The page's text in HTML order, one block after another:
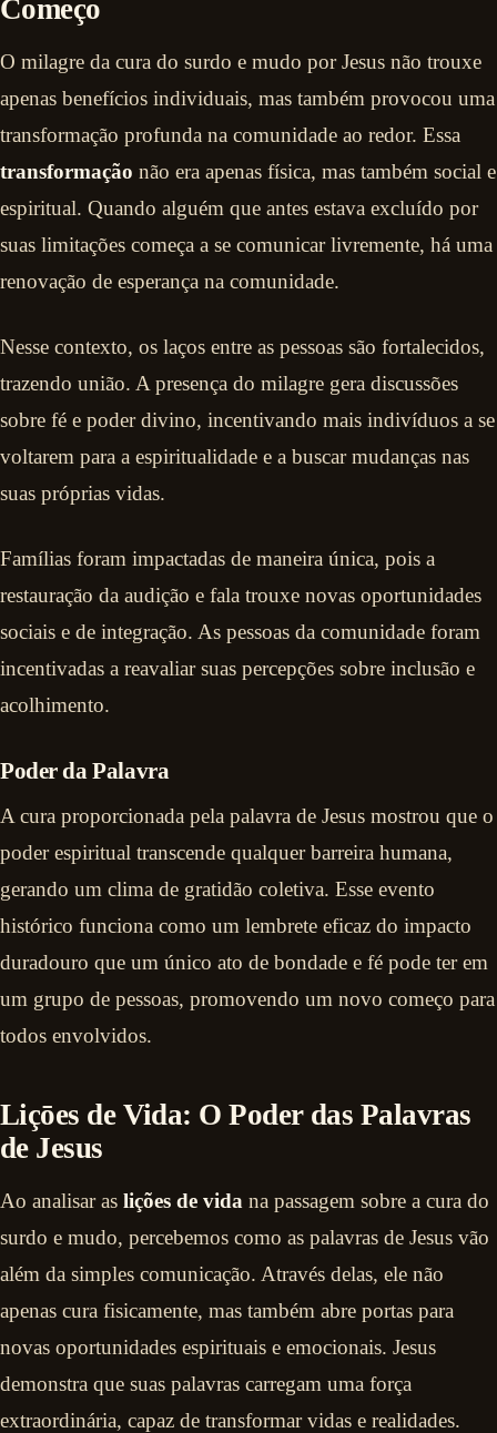
Começo
O milagre da cura do surdo e mudo por Jesus não trouxe
apenas benefícios individuais, mas também provocou uma
transformação profunda na comunidade ao redor. Essa
transformação não era apenas física, mas também social e
espiritual. Quando alguém que antes estava excluído por
suas limitações começa a se comunicar livremente, há uma
renovação de esperança na comunidade.
Nesse contexto, os laços entre as pessoas são fortalecidos,
trazendo união. A presença do milagre gera discussões
sobre fé e poder divino, incentivando mais indivíduos a se
voltarem para a espiritualidade e a buscar mudanças nas
suas próprias vidas.
Famílias foram impactadas de maneira única, pois a
restauração da audição e fala trouxe novas oportunidades
sociais e de integração. As pessoas da comunidade foram
incentivadas a reavaliar suas percepções sobre inclusão e
acolhimento.
Poder da Palavra
A cura proporcionada pela palavra de Jesus mostrou que o
poder espiritual transcende qualquer barreira humana,
gerando um clima de gratidão coletiva. Esse evento
histórico funciona como um lembrete eficaz do impacto
duradouro que um único ato de bondade e fé pode ter em
um grupo de pessoas, promovendo um novo começo para
todos envolvidos.
Liçōes de Vida: O Poder das Palavras
de Jesus
Ao analisar as lições de vida na passagem sobre a cura do
surdo e mudo, percebemos como as palavras de Jesus vão
além da simples comunicação. Através delas, ele não
apenas cura fisicamente, mas também abre portas para
novas oportunidades espirituais e emocionais. Jesus
demonstra que suas palavras carregam uma força
extraordinária, capaz de transformar vidas e realidades.